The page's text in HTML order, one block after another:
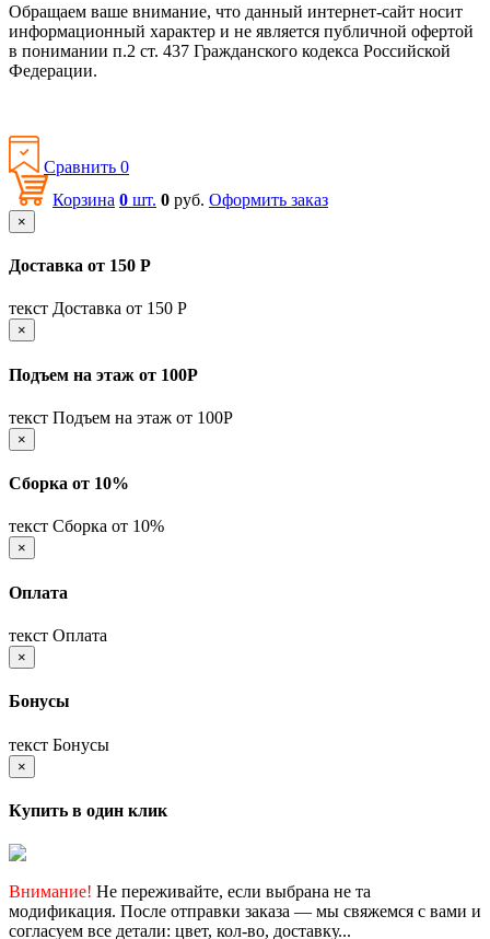
Обращаем ваше внимание, что данный интернет-сайт носит
информационный характер и не является публичной офертой
в понимании п.2 ст. 437 Гражданского кодекса Российской
Федерации.
Сравнить 0
Корзина 0 шт. 0 руб. Оформить заказ
×
Доставка от 150 Р
текст Доставка от 150 Р
×
Подъем на этаж от 100Р
текст Подъем на этаж от 100Р
×
Сборка от 10%
текст Сборка от 10%
×
Оплата
текст Оплата
×
Бонусы
текст Бонусы
×
Купить в один клик
Внимание! Не переживайте, если выбрана не та
модификация. После отправки заказа — мы свяжемся с вами и
согласуем все детали: цвет, кол-во, доставку...